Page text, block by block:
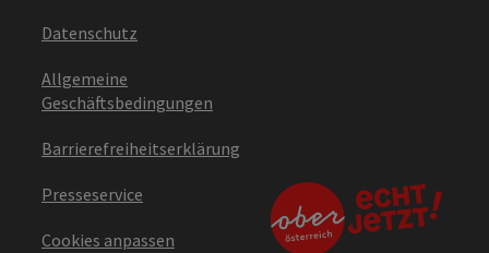
Datenschutz
Allgemeine
Geschäftsbedingungen
Barrierefreiheitserklärung
Presseservice
Cookies anpassen